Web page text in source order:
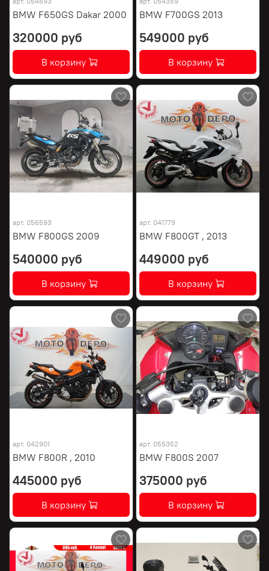
BMW F650GS Dakar 2000
320000 руб
В корзину
BMW F700GS 2013
549000 руб
В корзину
арт. 056593
BMW F800GS 2009
540000 руб
В корзину
арт. 041779
BMW F800GT , 2013
449000 руб
В корзину
арт. 042901
BMW F800R , 2010
445000 руб
В корзину
арт. 055352
BMW F800S 2007
375000 руб
В корзину